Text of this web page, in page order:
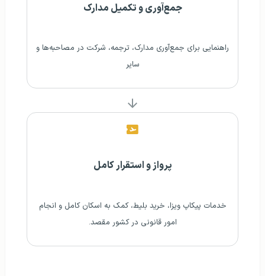
جمع‌آوری و تکمیل مدارک
راهنمایی برای جمع‌آوری مدارک، ترجمه، شرکت در مصاحبه‌ها و
سایر
پرواز و استقرار کامل
خدمات پیکاپ ویزا، خرید بلیط، کمک به اسکان کامل و انجام
امور قانونی در کشور مقصد.